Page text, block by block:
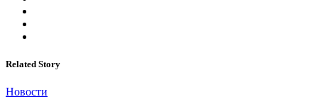
Related Story
Новости